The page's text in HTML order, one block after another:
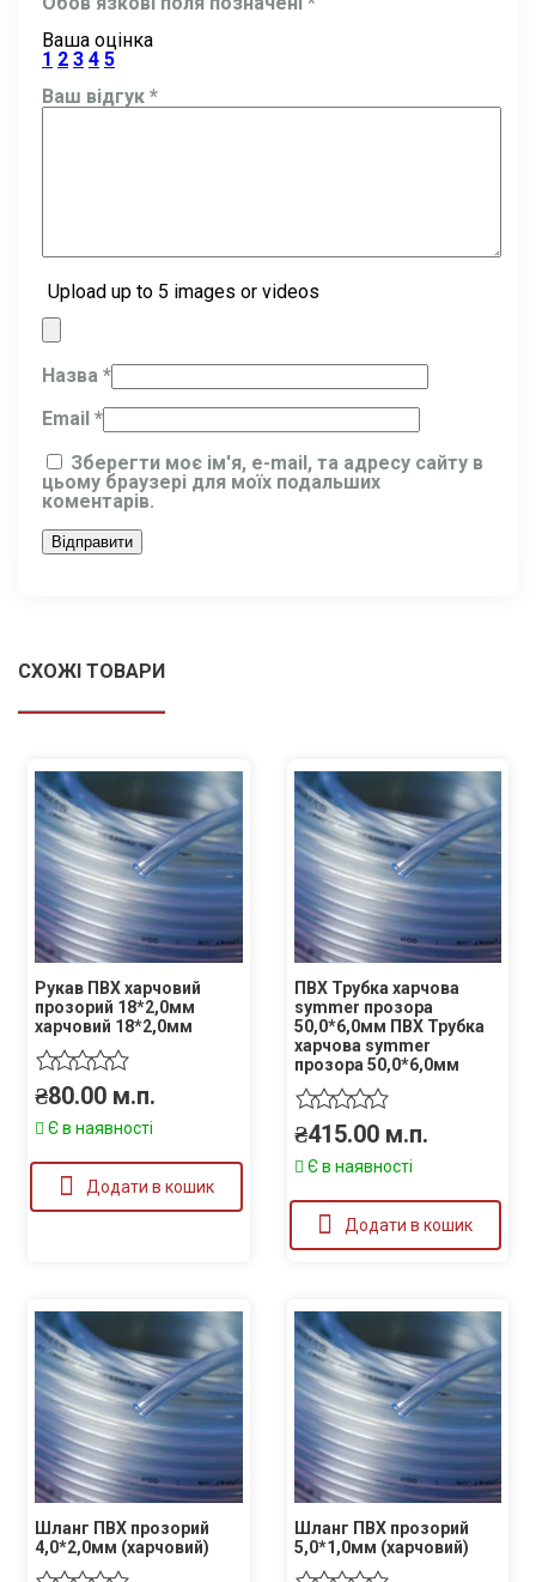
Ваша оцінка
1 2 3 4 5
Ваш відгук *
Upload up to 5 images or videos
Назва *
Email *
Зберегти моє ім'я, e-mail, та адресу сайту в
цьому браузері для моїх подальших
коментарів.
СХОЖІ ТОВАРИ
Рукав ПВХ харчовий
прозорий 18*2,0мм
харчовий 18*2,0мм
₴80.00 м.п.
Є в наявності
Додати в кошик
ПВХ Трубка харчова
symmer прозора
50,0*6,0мм ПВХ Трубка
харчова symmer
прозора 50,0*6,0мм
₴415.00 м.п.
Є в наявності
Додати в кошик
Шланг ПВХ прозорий
4,0*2,0мм (харчовий)
Шланг ПВХ прозорий
5,0*1,0мм (харчовий)